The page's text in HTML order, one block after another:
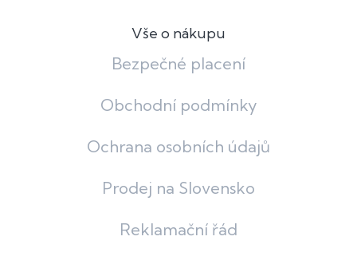
Vše o nákupu
Bezpečné placení
Obchodní podmínky
Ochrana osobních údajů
Prodej na Slovensko
Reklamační řád